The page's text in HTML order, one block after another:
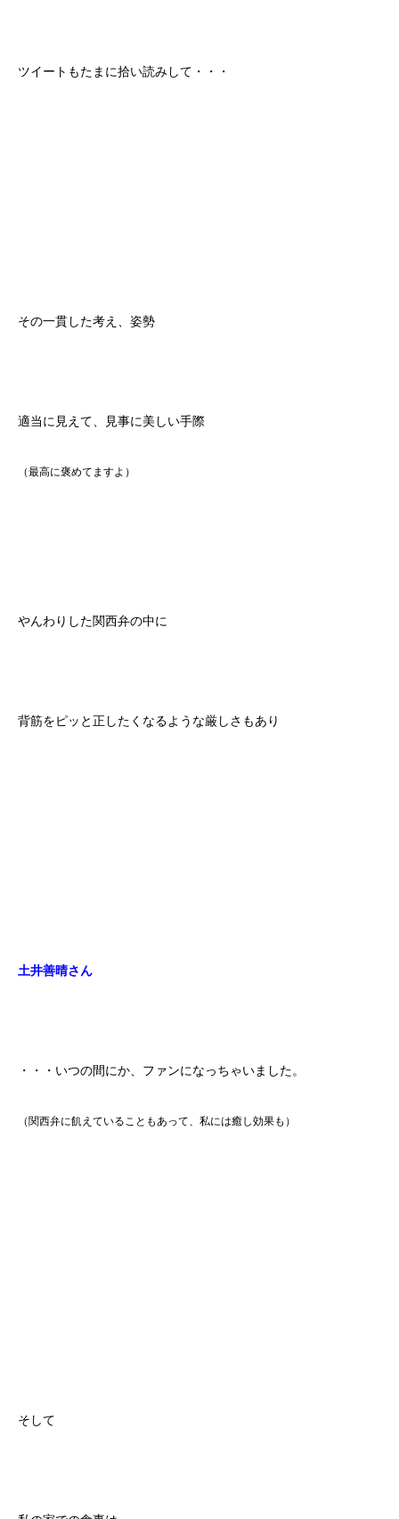
ツイートもたまに拾い読みして・・・
その一貫した考え、姿勢
適当に見えて、見事に美しい手際
（最高に褒めてますよ）
やんわりした関西弁の中に
背筋をピッと正したくなるような厳しさもあり
土井善晴さん
・・・いつの間にか、ファンになっちゃいました。
（関西弁に飢えていることもあって、私には癒し効果も）
そして